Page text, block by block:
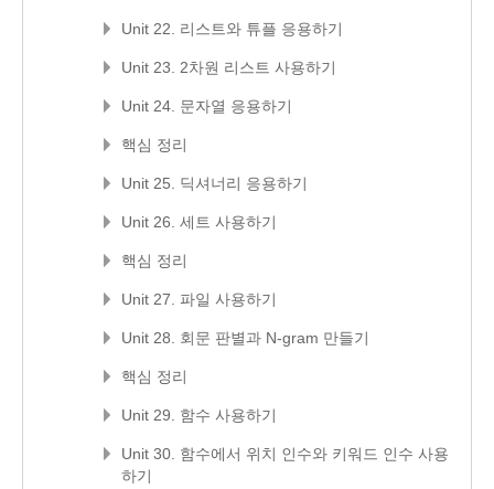
Unit 22. 리스트와 튜플 응용하기
Unit 23. 2차원 리스트 사용하기
Unit 24. 문자열 응용하기
핵심 정리
Unit 25. 딕셔너리 응용하기
Unit 26. 세트 사용하기
핵심 정리
Unit 27. 파일 사용하기
Unit 28. 회문 판별과 N-gram 만들기
핵심 정리
Unit 29. 함수 사용하기
Unit 30. 함수에서 위치 인수와 키워드 인수 사용
하기